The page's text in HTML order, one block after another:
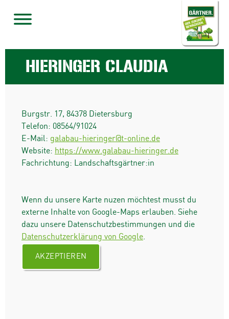
HIERINGER CLAUDIA
Burgstr. 17, 84378 Dietersburg
Telefon: 08564/91024
E-Mail: galabau-hieringer@t-online.de
Website: https://www.galabau-hieringer.de
Fachrichtung: Landschaftsgärtner:in
Wenn du unsere Karte nuzen möchtest musst du
externe Inhalte von Google-Maps erlauben. Siehe
dazu unsere Datenschutzbestimmungen und die
Datenschutzerklärung von Google.
AKZEPTIEREN